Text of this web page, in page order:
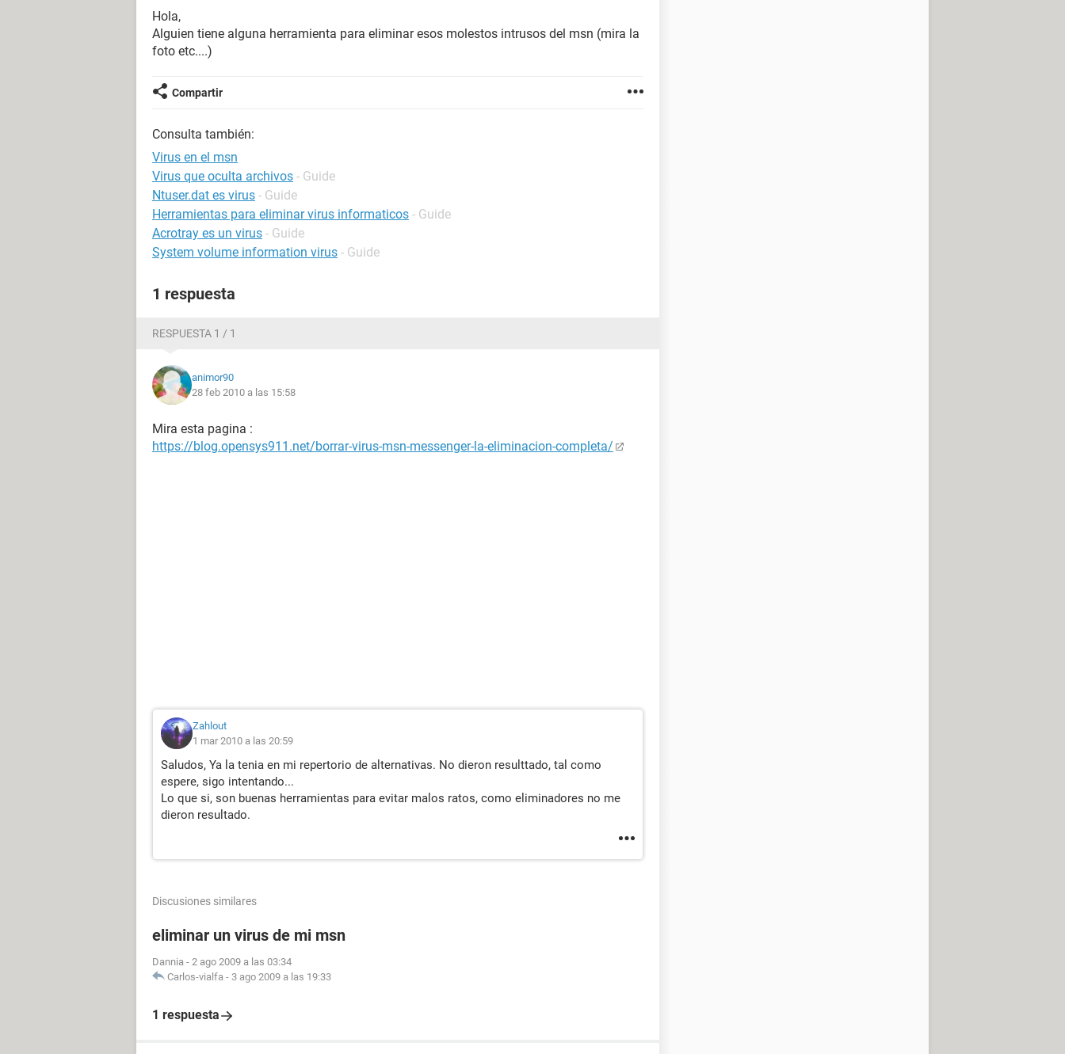
Hola,
Alguien tiene alguna herramienta para eliminar esos molestos intrusos del msn (mira la
foto etc....)
Compartir
Consulta también:
Virus en el msn
Virus que oculta archivos - Guide
Ntuser.dat es virus - Guide
Herramientas para eliminar virus informaticos - Guide
Acrotray es un virus - Guide
System volume information virus - Guide
1 respuesta
RESPUESTA 1 / 1
animor90
28 feb 2010 a las 15:58
Mira esta pagina :
https://blog.opensys911.net/borrar-virus-msn-messenger-la-eliminacion-completa/
Zahlout
1 mar 2010 a las 20:59
Saludos, Ya la tenia en mi repertorio de alternativas. No dieron resulttado, tal como
espere, sigo intentando...
Lo que si, son buenas herramientas para evitar malos ratos, como eliminadores no me
dieron resultado.
Discusiones similares
eliminar un virus de mi msn
Dannia - 2 ago 2009 a las 03:34
Carlos-vialfa - 3 ago 2009 a las 19:33
1 respuesta